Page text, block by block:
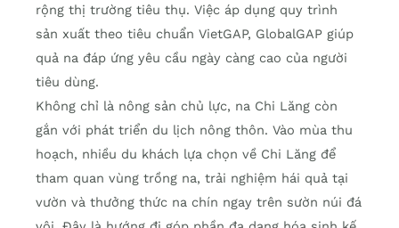
rộng thị trường tiêu thụ. Việc áp dụng quy trình
sản xuất theo tiêu chuẩn VietGAP, GlobalGAP giúp
quả na đáp ứng yêu cầu ngày càng cao của người
tiêu dùng.
Không chỉ là nông sản chủ lực, na Chi Lăng còn
gắn với phát triển du lịch nông thôn. Vào mùa thu
hoạch, nhiều du khách lựa chọn về Chi Lăng để
tham quan vùng trồng na, trải nghiệm hái quả tại
vườn và thưởng thức na chín ngay trên sườn núi đá